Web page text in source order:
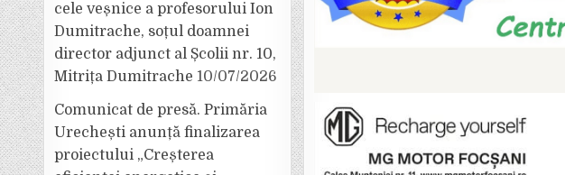
cele veșnice a profesorului Ion
Dumitrache, soțul doamnei
director adjunct al Școlii nr. 10,
Mitrița Dumitrache 10/07/2026
Comunicat de presă. Primăria
Urechești anunță finalizarea
proiectului „Creșterea